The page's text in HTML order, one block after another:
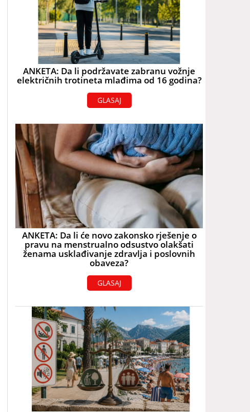
ANKETA: Da li podržavate zabranu vožnje
električnih trotineta mlađima od 16 godina?
GLASAJ
ANKETA: Da li će novo zakonsko rješenje o
pravu na menstrualno odsustvo olakšati
ženama usklađivanje zdravlja i poslovnih
obaveza?
GLASAJ